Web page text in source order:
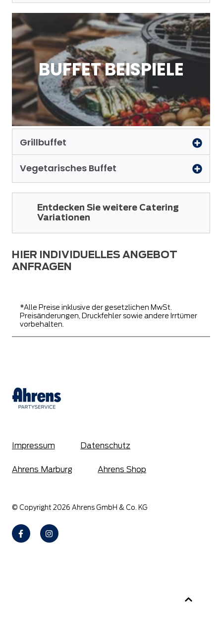
BUFFET BEISPIELE
Grillbuffet
Vegetarisches Buffet
Entdecken Sie weitere Catering
Variationen
HIER INDIVIDUELLES ANGEBOT
ANFRAGEN
*Alle Preise inklusive der gesetzlichen MwSt.
Preisänderungen, Druckfehler sowie andere Irrtümer
vorbehalten.
Impressum Datenschutz
Ahrens Marburg Ahrens Shop
© Copyright 2026 Ahrens GmbH & Co. KG